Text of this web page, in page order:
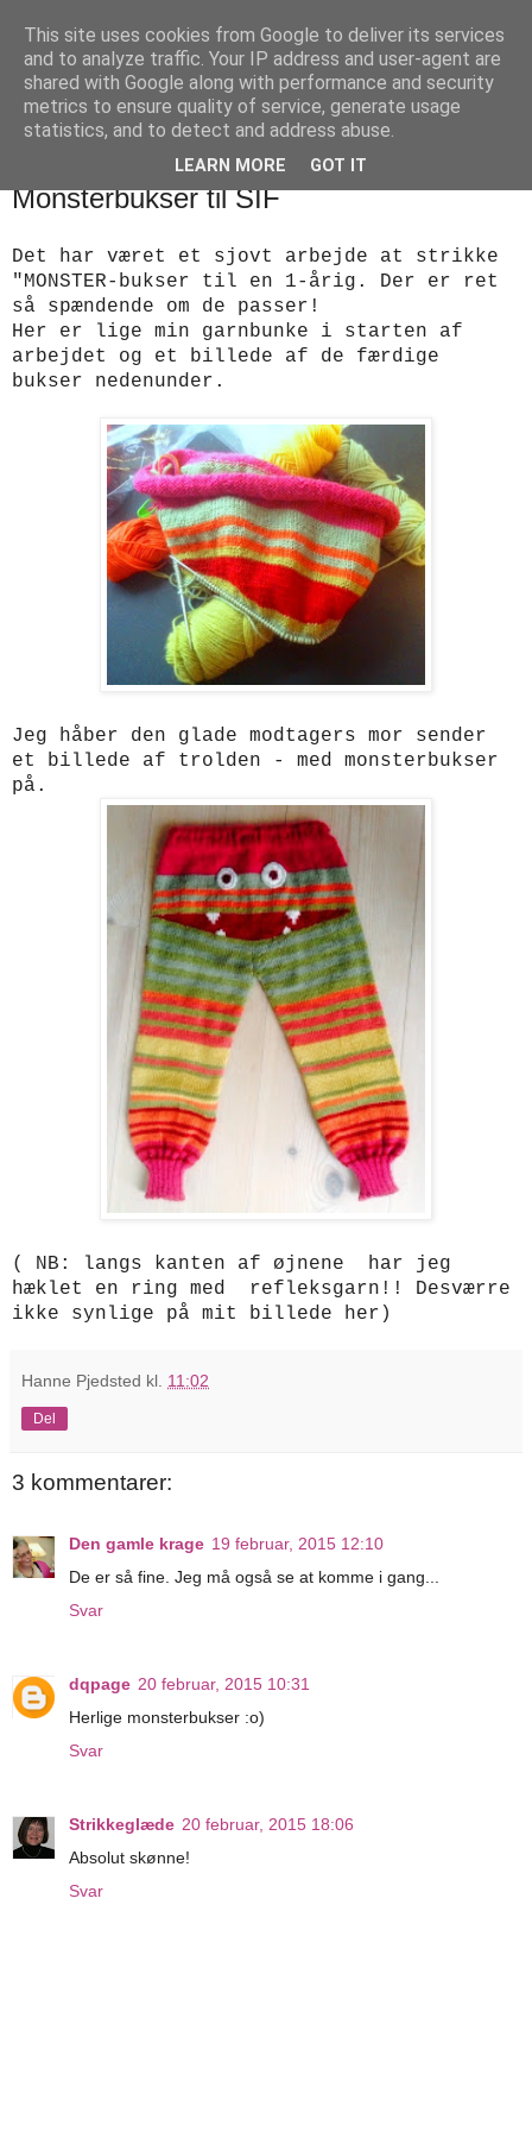
designstrik.dk
.... en side om en yndlingsbeskæftigelse: håndstrik
torsdag den 19. februar 2015
Monsterbukser til SIF
Det har været et sjovt arbejde at strikke
"MONSTER-bukser til en 1-årig. Der er ret
så spændende om de passer!
Her er lige min garnbunke i starten af
arbejdet og et billede af de færdige
bukser nedenunder.
Jeg håber den glade modtagers mor sender
et billede af trolden - med monsterbukser
på.
( NB: langs kanten af øjnene har jeg
hæklet en ring med refleksgarn!! Desværre
ikke synlige på mit billede her)
Hanne Pjedsted kl. 11:02
Del
3 kommentarer:
Den gamle krage 19 februar, 2015 12:10
De er så fine. Jeg må også se at komme i gang...
Svar
dqpage 20 februar, 2015 10:31
Herlige monsterbukser :o)
Svar
Strikkeglæde 20 februar, 2015 18:06
Absolut skønne!
Svar
This site uses cookies from Google to deliver its services
and to analyze traffic. Your IP address and user-agent are
shared with Google along with performance and security
metrics to ensure quality of service, generate usage
statistics, and to detect and address abuse.
LEARN MORE GOT IT